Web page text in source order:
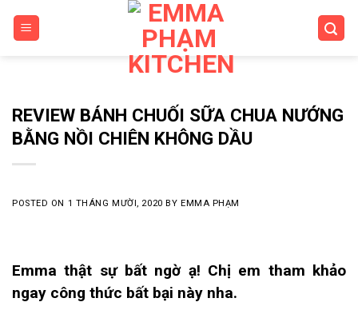
REVIEW BÁNH CHUỐI SỮA CHUA NƯỚNG
BẰNG NỒI CHIÊN KHÔNG DẦU
POSTED ON 1 THÁNG MƯỜI, 2020 BY EMMA PHẠM
Emma thật sự bất ngờ ạ! Chị em tham khảo
ngay công thức bất bại này nha.